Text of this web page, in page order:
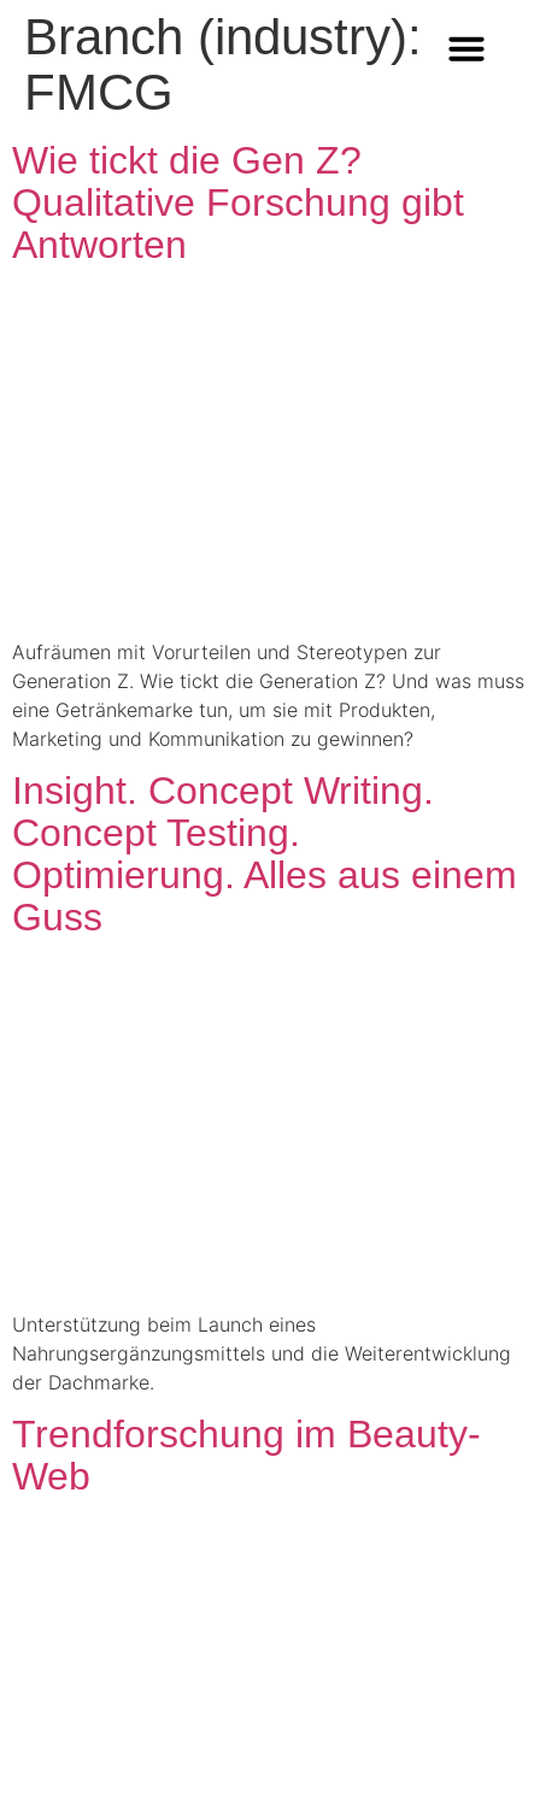
Branch (industry):
FMCG
Wie tickt die Gen Z?
Qualitative Forschung gibt
Antworten
Aufräumen mit Vorurteilen und Stereotypen zur
Generation Z. Wie tickt die Generation Z? Und was muss
eine Getränkemarke tun, um sie mit Produkten,
Marketing und Kommunikation zu gewinnen?
Insight. Concept Writing.
Concept Testing.
Optimierung. Alles aus einem
Guss
Unterstützung beim Launch eines
Nahrungsergänzungsmittels und die Weiterentwicklung
der Dachmarke.
Trendforschung im Beauty-
Web